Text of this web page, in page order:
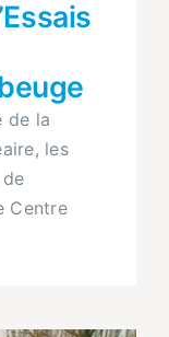
de la
les
Centre